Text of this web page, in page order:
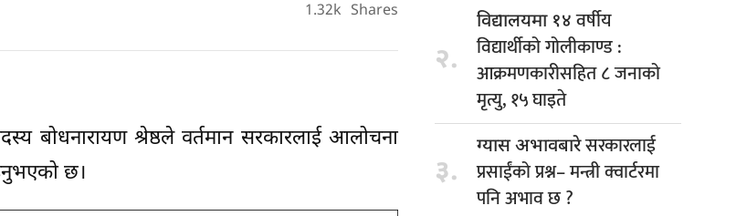
1.32k Shares
बोधनारायण श्रेष्ठले वर्तमान सरकारलाई आलोचना
छ।
२.
विद्यालयमा १४वर्षीय
विद्यार्थीको गोलीकाण्ड :
आक्रमणकारीसहित ८ जनाको
मृत्यु, १५ घाइते
३.
ग्यास अभावबारेसरकारलाई
प्रसाईंको प्रश्न– मन्त्री क्वार्टरमा
पनि अभाव छ ?